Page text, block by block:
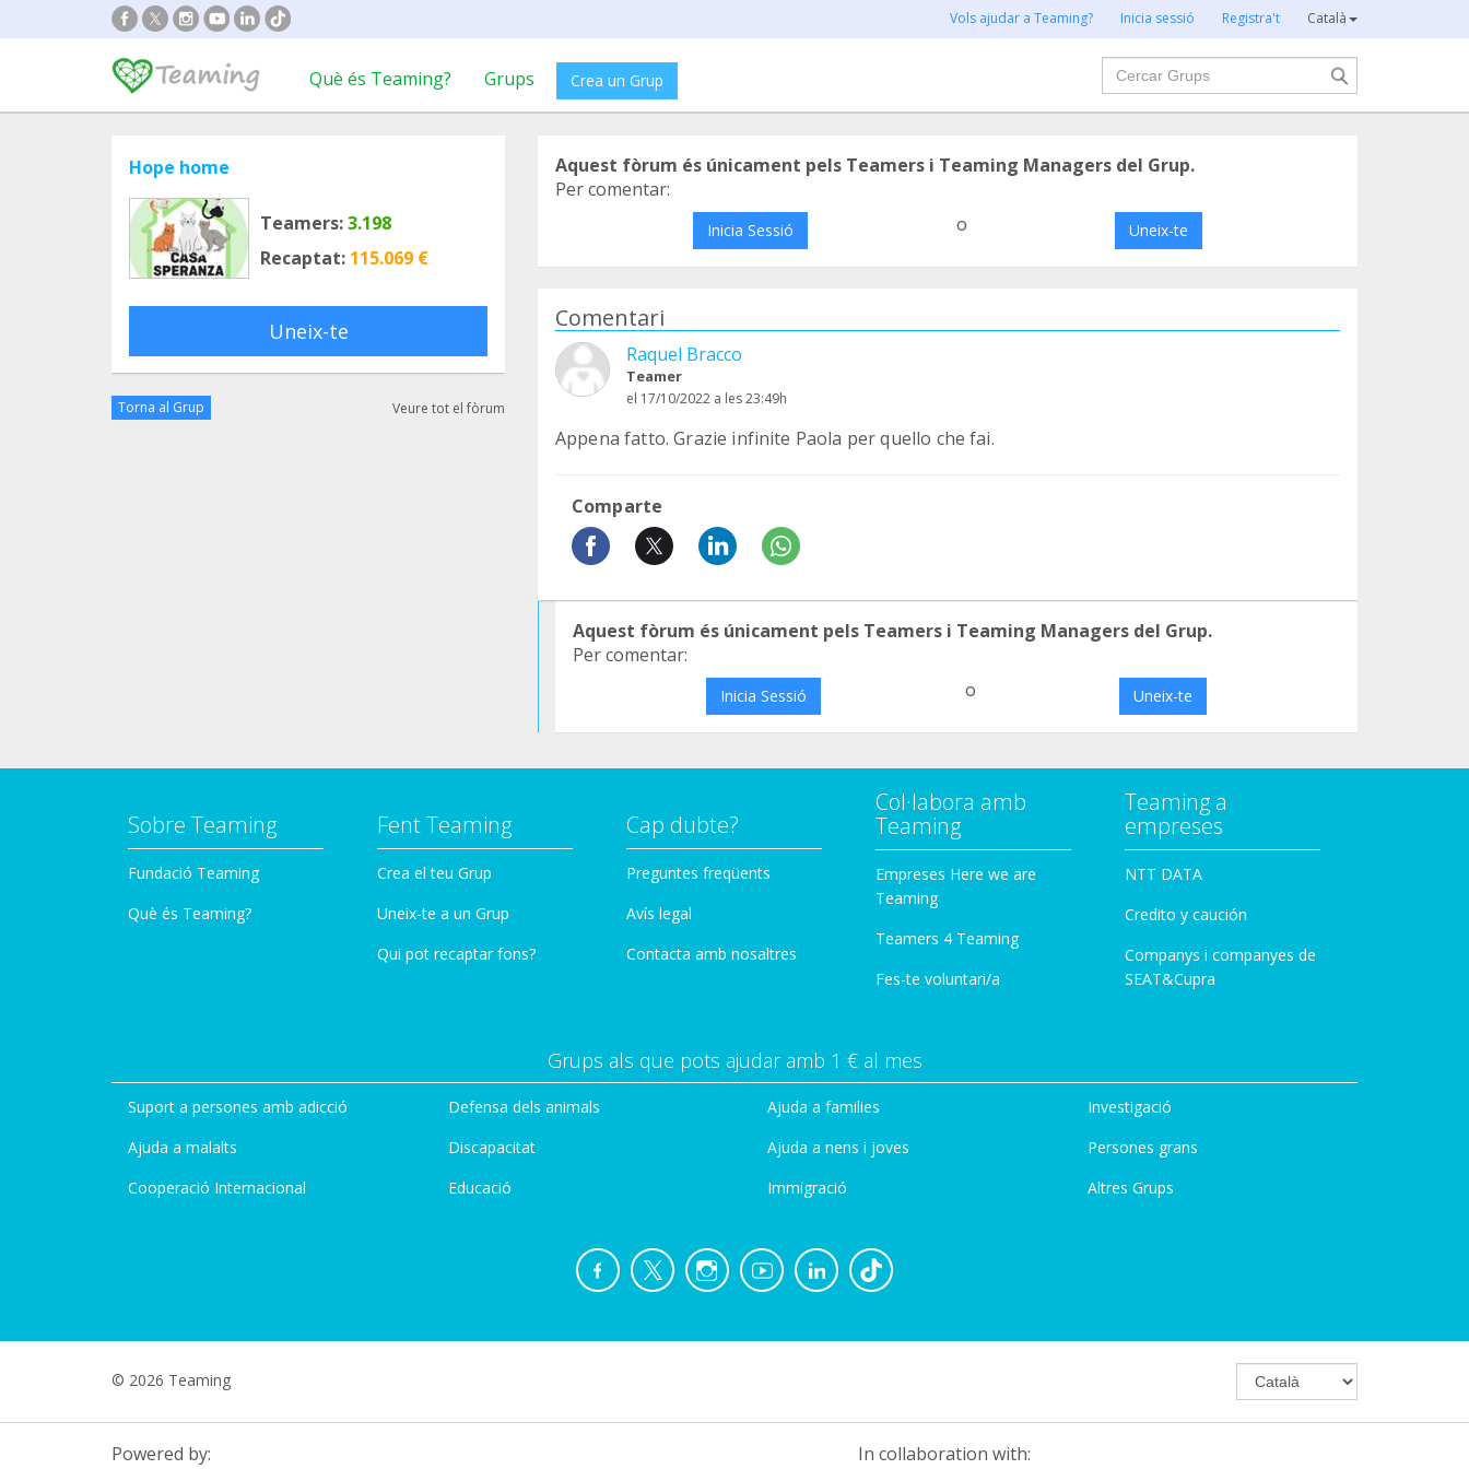
Vols ajudar a Teaming? Inicia sessió Registra't Català
Què és Teaming? Grups Crea un Grup
Cercar
Hope home
Teamers:3.198
Recaptat: 115.069 €
Uneix-te
Torna al Grup Veure tot el fòrum
Aquest fòrum és únicament pels Teamers i Teaming Managers del Grup.
Per comentar:
Inicia Sessió o Uneix-te
Comentari
Raquel Bracco
Teamer
el 17/10/2022 a les 23:49h
Appena fatto. Grazie infinite Paola per quello che fai.
Comparte
Aquest fòrum és únicament pels Teamers i Teaming Managers del Grup.
Per comentar:
Inicia Sessió o Uneix-te
Sobre Teaming
Fundació Teaming
Què és Teaming?
Fent Teaming
Crea el teu Grup
Uneix-te a un Grup
Qui pot recaptar fons?
Cap dubte?
Preguntes freqüents
Avís legal
Contacta amb nosaltres
Col·labora amb
Teaming
Empreses Here we are
Teaming
Teamers 4 Teaming
Fes-te voluntari/a
Teaming a
empreses
NTT DATA
Credito y caución
Companys i companyes de
SEAT&Cupra
Grups als que pots ajudar amb 1 € al mes
Suport a persones amb adicció
Ajuda a malalts
Cooperació Internacional
Defensa dels animals
Discapacitat
Educació
Ajuda a families
Ajuda a nens i joves
Immigració
Investigació
Persones grans
Altres Grups
© 2026 Teaming
Powered by: In collaboration with: